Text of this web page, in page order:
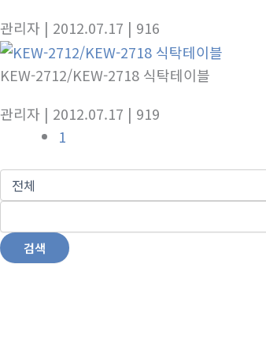
관리자 | 2012.07.17 | 916
KEW-2712/KEW-2718 식탁테이블
관리자 | 2012.07.17 | 919
1
검색